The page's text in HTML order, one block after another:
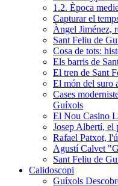
1.2. Època
Capturar el
Àngel Jiménez,
Sant Feliu de
Cosa de tots:
Els barris de
El tren de Sant
El món del suro
Cases
Guíxols
El Nou Casino
Josep Albertí, el
Rafael Patxot,
Agustí Calvet
Sant Feliu de
Calidoscopi
Guíxols